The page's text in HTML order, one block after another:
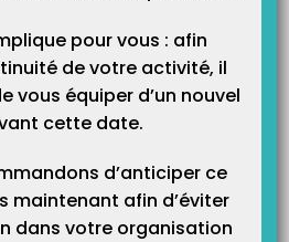
Prochain Article
La saisie des dépenses
pour vous : afin
de votre activité, il
vous équiper d’un nouvel
cette date.
d’anticiper ce
maintenant afin d’éviter
dans votre organisation